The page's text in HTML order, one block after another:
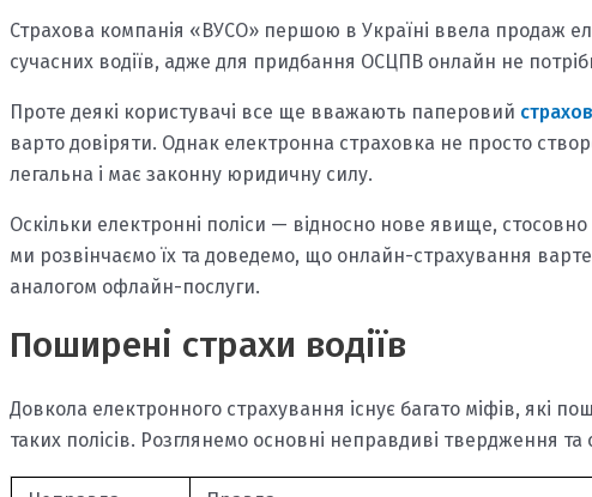
Страхова компанія «ВУСО» першою в Україні ввела продаж
сучасних водіїв, адже для придбання ОСЦПВ онлайн не
Проте деякі користувачі все ще вважають паперовий
варто довіряти. Однак електронна страховка не просто
легальна і має законну юридичну силу.
Оскільки електронні поліси — відносно нове явище, стосовно
ми розвінчаємо їх та доведемо, що онлайн-страхування
аналогом офлайн-послуги.
Поширені страхи водіїв
Довкола електронного страхування існує багато міфів, які
таких полісів. Розглянемо основні неправдиві твердження та